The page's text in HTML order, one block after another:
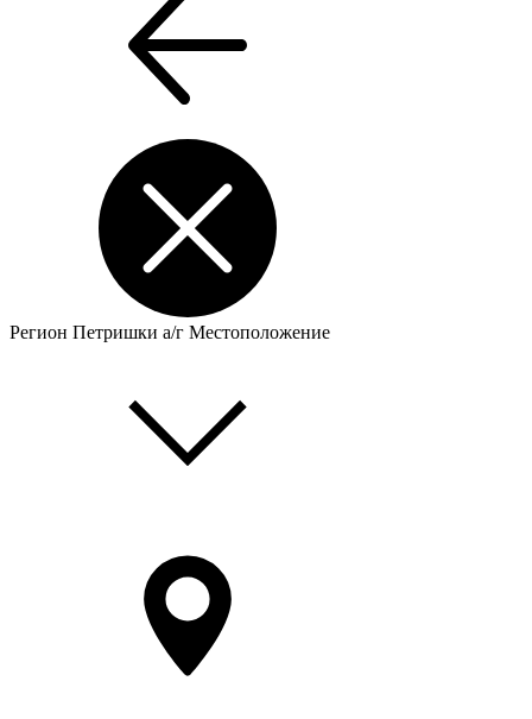
Регион Петришки а/г Местоположение